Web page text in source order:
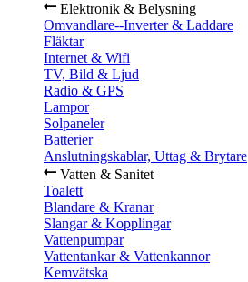
Elektronik & Belysning
Omvandlare--Inverter & Laddare
Fläktar
Internet & Wifi
TV, Bild & Ljud
Radio & GPS
Lampor
Solpaneler
Batterier
Anslutningskablar, Uttag & Brytare
Vatten & Sanitet
Toalett
Blandare & Kranar
Slangar & Kopplingar
Vattenpumpar
Vattentankar & Vattenkannor
Kemvätska